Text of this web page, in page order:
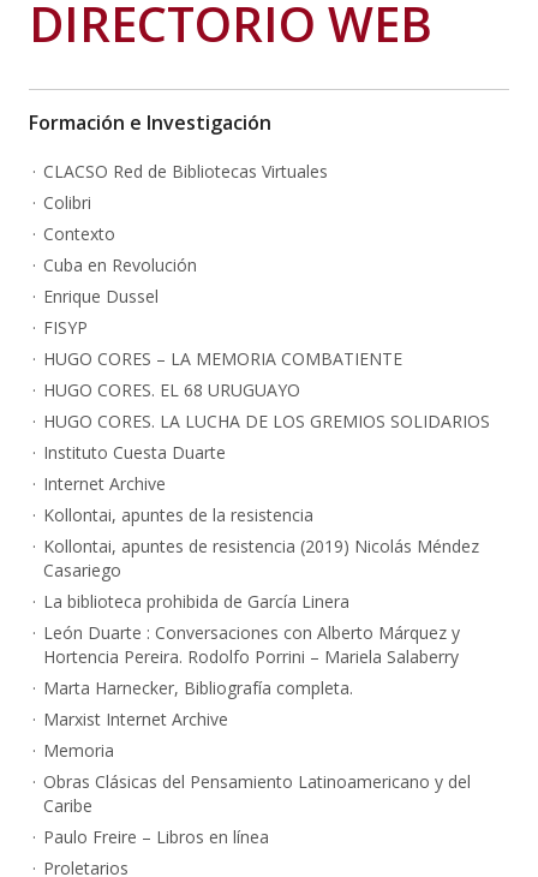
DIRECTORIO WEB
Formación e Investigación
CLACSO Red de Bibliotecas Virtuales
Colibri
Contexto
Cuba en Revolución
Enrique Dussel
FISYP
HUGO CORES – LA MEMORIA COMBATIENTE
HUGO CORES. EL 68 URUGUAYO
HUGO CORES. LA LUCHA DE LOS GREMIOS SOLIDARIOS
Instituto Cuesta Duarte
Internet Archive
Kollontai, apuntes de la resistencia
Kollontai, apuntes de resistencia (2019) Nicolás Méndez
Casariego
La biblioteca prohibida de García Linera
León Duarte : Conversaciones con Alberto Márquez y
Hortencia Pereira. Rodolfo Porrini – Mariela Salaberry
Marta Harnecker, Bibliografía completa.
Marxist Internet Archive
Memoria
Obras Clásicas del Pensamiento Latinoamericano y del
Caribe
Paulo Freire – Libros en línea
Proletarios